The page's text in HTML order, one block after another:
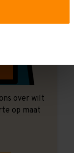
over wilt
op maat